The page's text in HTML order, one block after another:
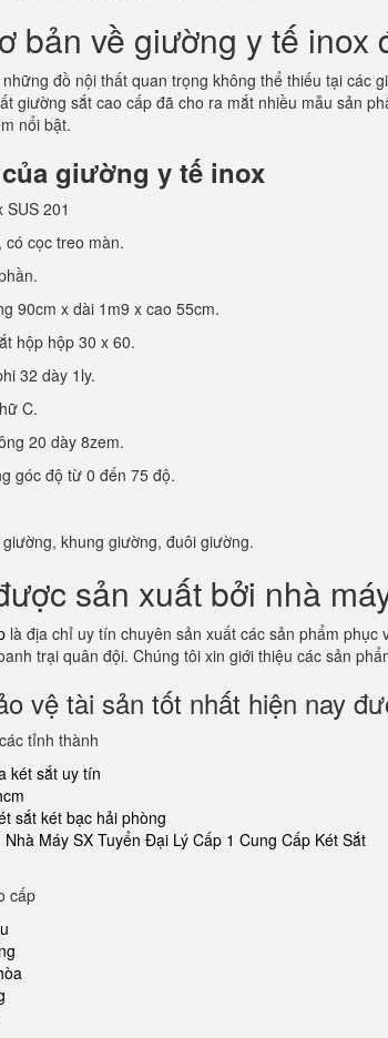
bản về giường y tế inox
đồ nội thất quan trọng không thể thiếu tại
giường sắt cao cấp đã cho ra mắt nhiều mẫu sản
nổi bật.
giường y tế inox
201
cọc treo màn.
90cm x dài 1m9 x cao 55cm.
hộp hộp 30 x 60.
32 dày 1ly.
C.
20 dày 8zem.
góc độ từ 0 đến 75 độ.
khung giường, đuôi giường.
sản xuất bởi nhà
là địa chỉ uy tín chuyên sản xuất các sản phẩm
trại quân đội. Chúng tôi xin giới thiệu các sản
vệ tài sản tốt nhất hiện nay
tỉnh thành
két sắt uy tín
sắt két bạc hải phòng
Máy SX Tuyển Đại Lý Cấp 1 Cung Cấp Két Sắt
cấp